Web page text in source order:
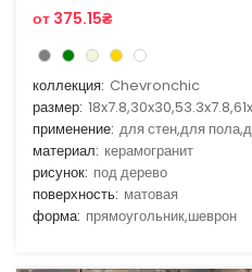
от 375.15₴
коллекция: Chevronchic
размер:
применение: для стен,для
материал: керамогранит
рисунок: под дерево
поверхность: матовая
форма: прямоугольник,шеврон